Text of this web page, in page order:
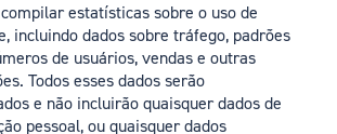
estatísticas sobre o uso de
incluindo dados sobre tráfego, padrões
de usuários, vendas e outras
Todos esses dados serão
e não incluirão quaisquer dados de
pessoal, ou quaisquer dados